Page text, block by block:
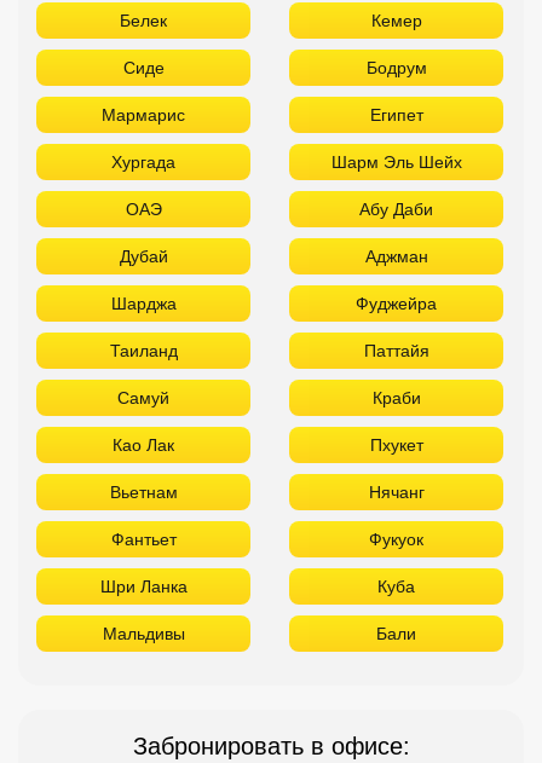
Белек Кемер
Сиде Бодрум
Мармарис Египет
Хургада Шарм Эль Шейх
ОАЭ Абу Даби
Дубай Аджман
Шарджа Фуджейра
Таиланд Паттайя
Самуй Краби
Као Лак Пхукет
Вьетнам Нячанг
Фантьет Фукуок
Шри Ланка Куба
Мальдивы Бали
Забронировать в офисе: